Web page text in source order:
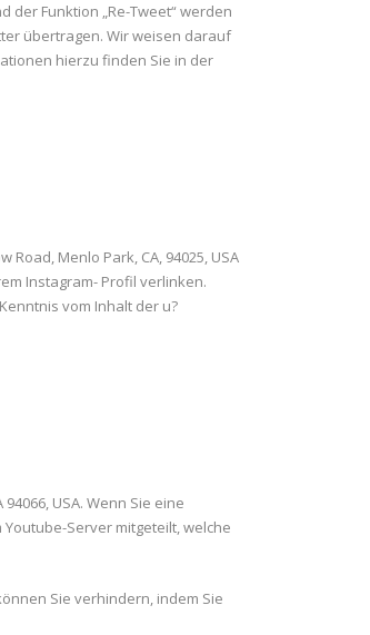
der Funktion „Re-Tweet“ werden
übertragen. Wir weisen darauf
hierzu finden Sie in der
Menlo Park, CA, 94025, USA
Instagram- Profil verlinken.
vom Inhalt der u?
USA. Wenn Sie eine
Server mitgeteilt, welche
Sie verhindern, indem Sie